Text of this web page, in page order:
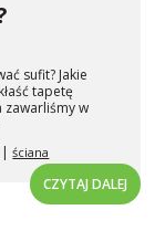
sufit? Jakie
tapetę
zawarliśmy w
|ściana
CZYTAJ DALEJ